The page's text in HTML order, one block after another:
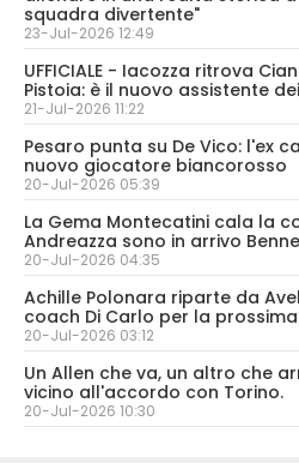
squadra divertente"
23-Jul-2026 12:49
UFFICIALE - Iacozza ritrova
Pistoia: è il nuovo assistente
21-Jul-2026 11:22
Pesaro punta su De Vico: l'ex
nuovo giocatore biancorosso
20-Jul-2026 05:39
La Gema Montecatini cala la
Andreazza sono in arrivo
20-Jul-2026 04:35
Achille Polonara riparte da
coach Di Carlo per la
20-Jul-2026 03:12
Un Allen che va, un altro che
vicino all'accordo con Torino.
20-Jul-2026 10:30